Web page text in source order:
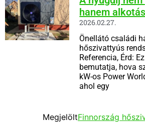
hanem
2026.02.27.
Önellátó családi
hőszivattyús
Referencia, Érd:
bemutatja, hova
kW-os Power
ahol egy
MegjelöltFinnország